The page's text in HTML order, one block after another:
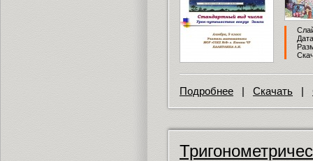
Подробнее | Скачать |